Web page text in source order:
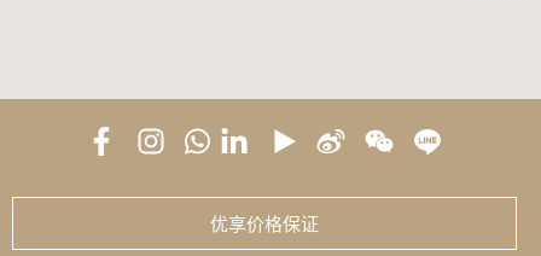
优享价格保证